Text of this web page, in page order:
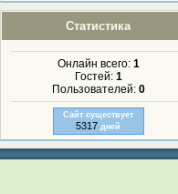
Статистика
Онлайн всего: 1
Гостей: 1
Пользователей: 0
Сайт существует
5317 дней